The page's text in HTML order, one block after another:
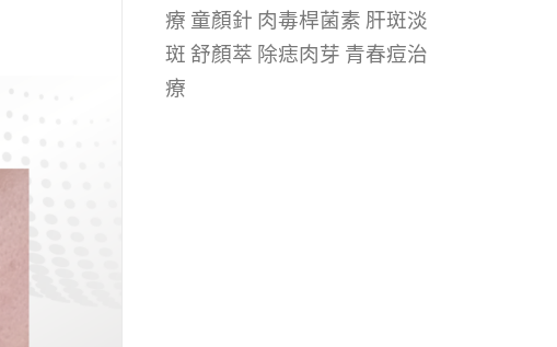
療 童顏針 肉毒桿菌素 肝斑淡
斑 舒顏萃 除痣肉芽 青春痘治
療